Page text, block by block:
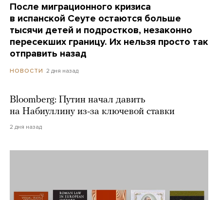
После миграционного кризиса
в испанской Сеуте остаются больше
тысячи детей и подростков, незаконно
пересекших границу. Их нельзя просто так
отправить назад
НОВОСТИ 2 дня назад
Bloomberg: Путин начал давить
на Набиуллину из-за ключевой ставки
2 дня назад